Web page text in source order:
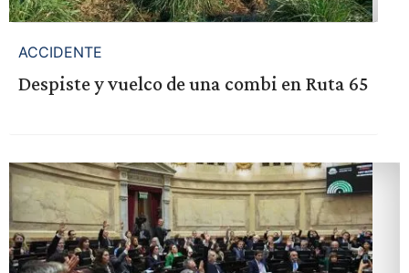
ACCIDENTE
Despiste y vuelco de una combi en Ruta 65